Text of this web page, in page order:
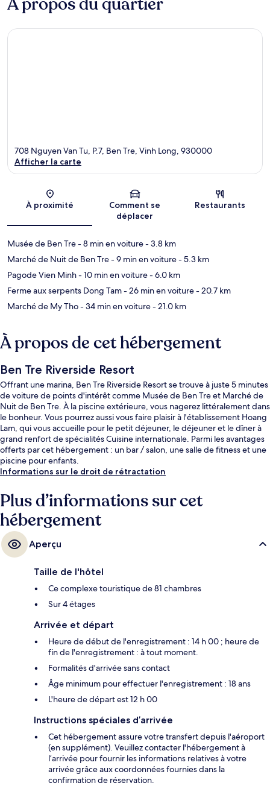
Carte
708 Nguyen Van Tu, P.7, Ben Tre, Vinh Long, 930000
Afficher la carte
À proximité
Comment se
déplacer
Restaurants
Musée de Ben Tre- 8 min en voiture- 3.8 km
Marché de Nuit de Ben Tre- 9 min en voiture- 5.3 km
Pagode Vien Minh- 10 min en voiture- 6.0 km
Ferme aux serpents Dong Tam- 26 min en voiture- 20.7 km
Marché de My Tho- 34 min en voiture- 21.0 km
À propos de cet hébergement
Ben Tre Riverside Resort
Offrant une marina, Ben Tre Riverside Resort se trouve à juste 5 minutes
de voiture de points d'intérêt comme Musée de Ben Tre et Marché de
Nuit de Ben Tre. À la piscine extérieure, vous nagerez littéralement dans
le bonheur. Vous pourrez aussi vous faire plaisir à l'établissement Hoang
Lam, qui vous accueille pour le petit déjeuner, le déjeuner et le dîner à
grand renfort de spécialités Cuisine internationale. Parmi les avantages
offerts par cet hébergement : un bar / salon, une salle de fitness et une
piscine pour enfants.
Informations sur le droit de rétractation
Plus d’informations sur cet
hébergement
Aperçu
Taille de l'hôtel
Ce complexe touristique de 81 chambres
Sur 4 étages
Arrivée et départ
Heure de début de l'enregistrement : 14 h 00 ; heure de
fin de l'enregistrement : à tout moment.
Formalités d'arrivée sans contact
Âge minimum pour effectuer l'enregistrement : 18 ans
L'heure de départ est 12 h 00
Instructions spéciales d’arrivée
Cet hébergement assure votre transfert depuis l'aéroport
(en supplément). Veuillez contacter l'hébergement à
l’arrivée pour fournir les informations relatives à votre
arrivée grâce aux coordonnées fournies dans la
confirmation de réservation.